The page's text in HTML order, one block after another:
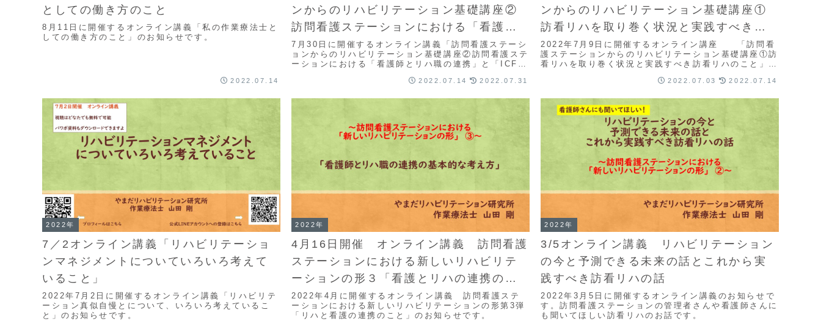
としての働き方のこと
8月11日に開催するオンライン講義「私の作業療法士と
しての働き方のこと」のお知らせです。
2022.07.14
ンからのリハビリテーション基礎講座②
訪問看護ステーションにおける「看護師
とリハ職の連携」と「ICFのこと」
7月30日に開催するオンライン講義「訪問看護ステーシ
ョンからのリハビリテーション基礎講座②訪問看護ステ
ーションにおける「看護師とリハ職の連携」と「ICFの
2022.07.14 2022.07.31
ンからのリハビリテーション基礎講座①
訪看リハを取り巻く状況と実践すべき訪
看リハのこと
2022年7月9日に開催するオンライン講座 「訪問看
護ステーションからのリハビリテーション基礎講座①訪
看リハを取り巻く状況と実践すべき訪看リハのこと」の
2022.07.03 2022.07.14
2022年
7／2オンライン講義「リハビリテーショ
ンマネジメントについていろいろ考えて
いること」
2022年7月2日に開催するオンライン講義「リハビリテ
ーション真似自慢とについて、いろいろ考えているこ
と」のお知らせです。
2022年
4月16日開催 オンライン講義 訪問看護
ステーションにおける新しいリハビリテ
ーションの形３「看護とリハの連携のこ
と」
2022年4月に開催するオンライン講義 訪問看護ステ
ーションにおける新しいリハビリテーションの形第3弾
「リハと看護の連携のこと」のお知らせです。
2022年
3/5オンライン講義 リハビリテーション
の今と予測できる未来の話とこれから実
践すべき訪看リハの話
2022年3月5日に開催するオンライン講義のお知らせで
す。訪問看護ステーションの管理者さんや看護師さんに
も聞いてほしい訪看リハのお話です。